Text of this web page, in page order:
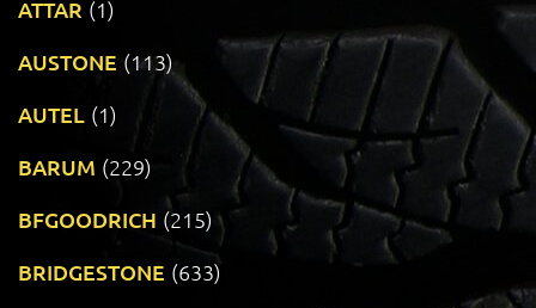
ATTAR (1)
AUSTONE (113)
AUTEL (1)
BARUM (229)
BFGOODRICH (215)
BRIDGESTONE (633)